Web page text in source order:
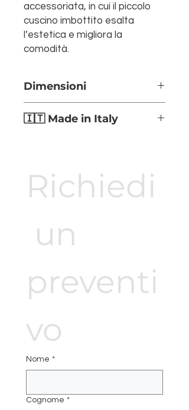
accessoriata, in cui il piccolo
cuscino imbottito esalta
l’estetica e migliora la
comodità.
Dimensioni
Altezza sedia:78 cm
🇮🇹 Made in Italy
Richiedi
un
preventi
vo
Nome *
Cognome *